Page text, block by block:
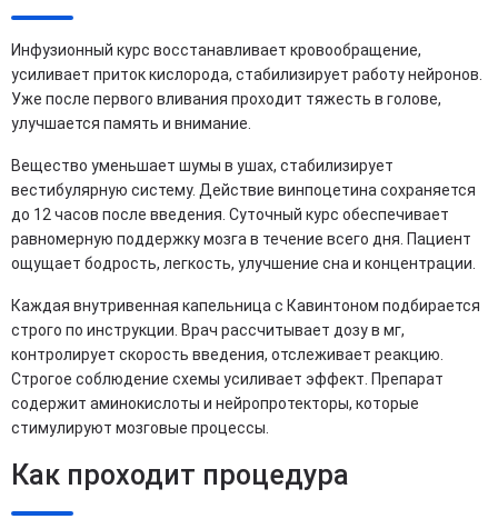
Инфузионный курс восстанавливает кровообращение,
усиливает приток кислорода, стабилизирует работу нейронов.
Уже после первого вливания проходит тяжесть в голове,
улучшается память и внимание.
Вещество уменьшает шумы в ушах, стабилизирует
вестибулярную систему. Действие винпоцетина сохраняется
до 12 часов после введения. Суточный курс обеспечивает
равномерную поддержку мозга в течение всего дня. Пациент
ощущает бодрость, легкость, улучшение сна и концентрации.
Каждая внутривенная капельница с Кавинтоном подбирается
строго по инструкции. Врач рассчитывает дозу в мг,
контролирует скорость введения, отслеживает реакцию.
Строгое соблюдение схемы усиливает эффект. Препарат
содержит аминокислоты и нейропротекторы, которые
стимулируют мозговые процессы.
Как проходит процедура